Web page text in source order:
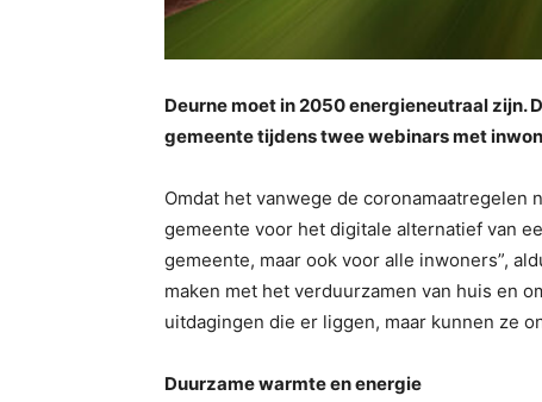
Deurne moet in 2050 energieneutraal zijn.
gemeente tijdens twee webinars met
Omdat het vanwege de
gemeente voor het digitale alternatief van
gemeente, maar ook voor alle inwoners”,
maken met het verduurzamen van huis en
uitdagingen die er liggen, maar kunnen ze
Duurzame warmte en energie